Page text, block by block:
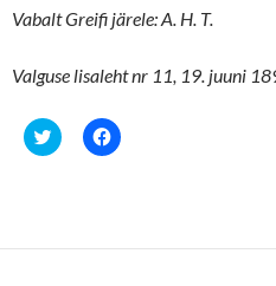
Vabalt Greifi järele: A. H. T.
Valguse lisaleht nr 11, 19. juuni
C
l
h
C
l
h